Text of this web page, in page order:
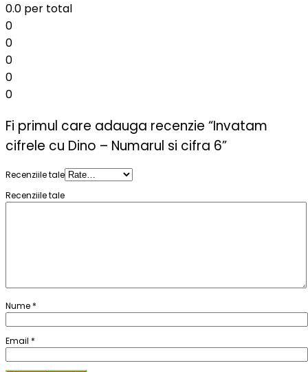
0.0 per total
0
0
0
0
0
Fi primul care adauga recenzie “Invatam
cifrele cu Dino – Numarul si cifra 6”
Recenziile tale
Recenziile tale
Nume *
Email *